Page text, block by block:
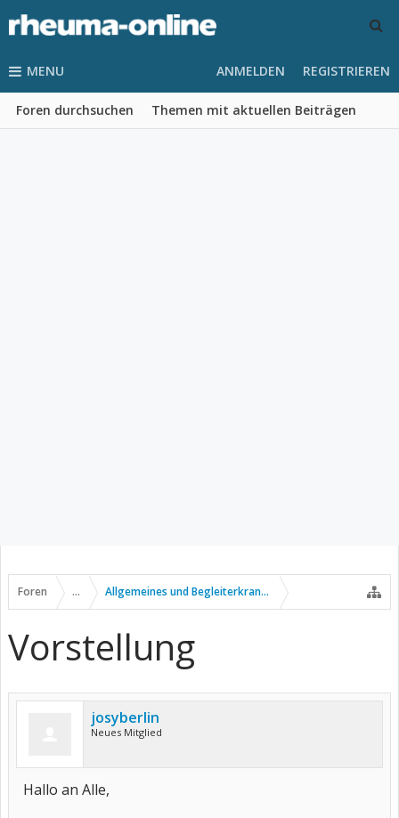
MENU
Foren durchsuchen Themen mit aktuellen Beiträgen
ANMELDEN REGISTRIEREN
Foren ... Allgemeines und Begleiterkrankungen
Vorstellung
josyberlin
Neues Mitglied
Hallo an Alle,